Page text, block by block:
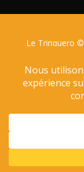
Le Trinquero ©